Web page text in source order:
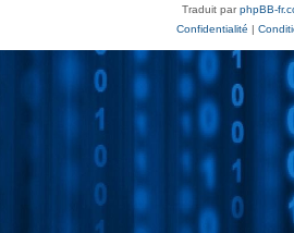
Traduit parphpBB-
Confidentialité |